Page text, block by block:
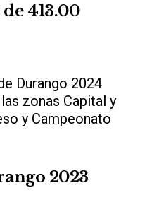
413.00
Durango 2024
zonas Capital y
y Campeonato
2023